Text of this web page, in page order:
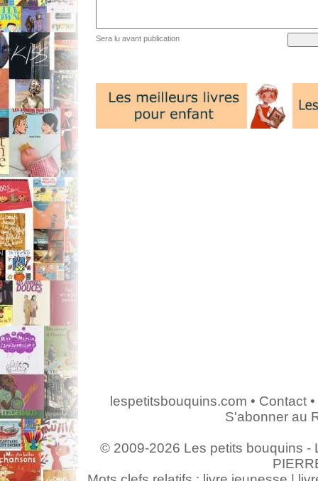
Sera lu avant publication
lespetitsbouquins.com • Contact•
S'abonner au
© 2009-2026 Les petits bouquins -